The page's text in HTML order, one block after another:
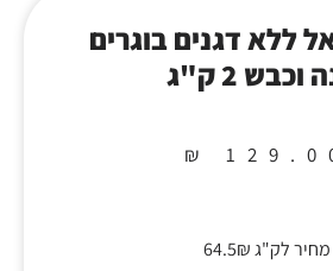
ללא דגנים בוגרים
וכבש 2 ק"ג
₪
מחיר לק"ג 64.5₪